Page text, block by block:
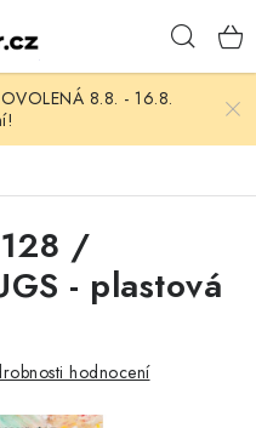
8.8. - 16.8.
/
- plastová
hodnocení